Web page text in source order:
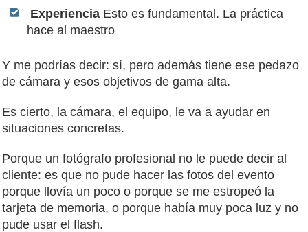
Experiencia Esto es fundamental. La práctica
hace al maestro
Y me podrías decir: sí, pero además tiene ese pedazo
de cámara y esos objetivos de gama alta.
Es cierto, la cámara, el equipo, le va a ayudar en
situaciones concretas.
Porque un fotógrafo profesional no le puede decir al
cliente: es que no pude hacer las fotos del evento
porque llovía un poco o porque se me estropeó la
tarjeta de memoria, o porque había muy poca luz y no
pude usar el flash.